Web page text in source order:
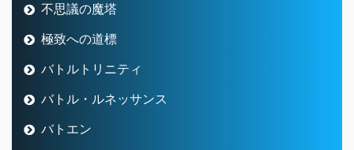
不思議の魔塔
極致への道標
バトルトリニティ
バトル・ルネッサンス
バトエン